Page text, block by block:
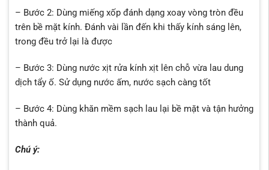
– Bước 2: Dùng miếng xốp đánh dạng xoay vòng tròn đều
trên bề mặt kính. Đánh vài lần đến khi thấy kính sáng lên,
trong đều trở lại là được
– Bước 3: Dùng nước xịt rửa kính xịt lên chỗ vừa lau dung
dịch tẩy ố. Sử dụng nước ấm, nước sạch càng tốt
– Bước 4: Dùng khăn mềm sạch lau lại bề mặt và tận hưởng
thành quả.
Chú ý: